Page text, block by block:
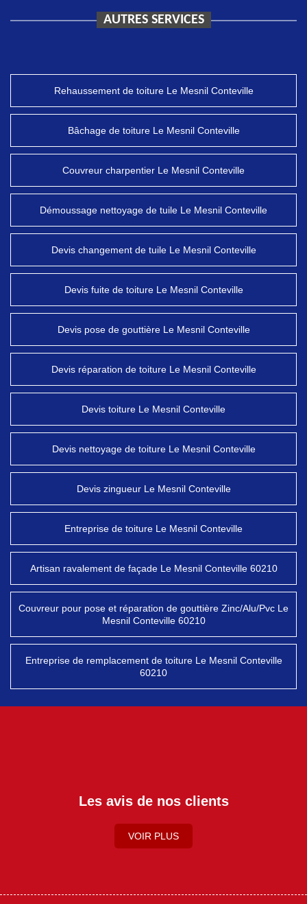
AUTRES SERVICES
Rehaussement de toiture Le Mesnil Conteville
Bâchage de toiture Le Mesnil Conteville
Couvreur charpentier Le Mesnil Conteville
Démoussage nettoyage de tuile Le Mesnil Conteville
Devis changement de tuile Le Mesnil Conteville
Devis fuite de toiture Le Mesnil Conteville
Devis pose de gouttière Le Mesnil Conteville
Devis réparation de toiture Le Mesnil Conteville
Devis toiture Le Mesnil Conteville
Devis nettoyage de toiture Le Mesnil Conteville
Devis zingueur Le Mesnil Conteville
Entreprise de toiture Le Mesnil Conteville
Artisan ravalement de façade Le Mesnil Conteville 60210
Couvreur pour pose et réparation de gouttière Zinc/Alu/Pvc Le
Mesnil Conteville 60210
Entreprise de remplacement de toiture Le Mesnil Conteville
60210
Les avis de nos clients
VOIR PLUS